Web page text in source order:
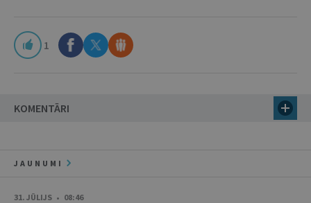
1
KOMENTĀRI
JAUNUMI
31. JŪLIJS • 08:46